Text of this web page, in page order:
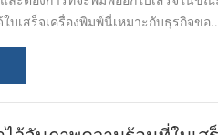
บเสร็จเครื่องพิมพ์นี่เหมาะกับธุรกิจขอ